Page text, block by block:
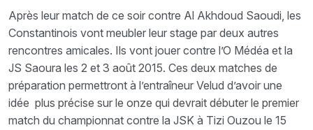
Après leur match de ce soir contre Al Akhdoud Saoudi, les
Constantinois vont meubler leur stage par deux autres
rencontres amicales. Ils vont jouer contre l’O Médéa et la
JS Saoura les 2 et 3 août 2015. Ces deux matches de
préparation permettront à l’entraîneur Velud d’avoir une
idée plus précise sur le onze qui devrait débuter le premier
match du championnat contre la JSK à Tizi Ouzou le 15